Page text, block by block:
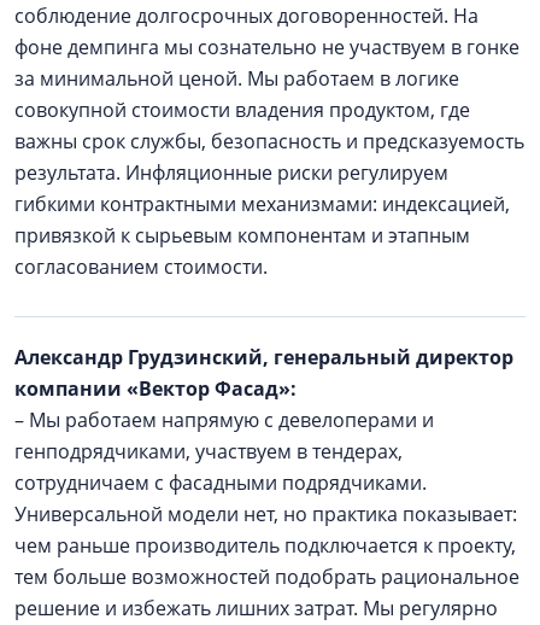
соблюдение долгосрочных договоренностей. На
фоне демпинга мы сознательно не участвуем в гонке
за минимальной ценой. Мы работаем в логике
совокупной стоимости владения продуктом, где
важны срок службы, безопасность и предсказуемость
результата. Инфляционные риски регулируем
гибкими контрактными механизмами: индексацией,
привязкой к сырьевым компонентам и этапным
согласованием стоимости.
Александр Грудзинский, генеральный директор
компании «Вектор Фасад»:
– Мы работаем напрямую с девелоперами и
генподрядчиками, участвуем в тендерах,
сотрудничаем с фасадными подрядчиками.
Универсальной модели нет, но практика показывает:
чем раньше производитель подключается к проекту,
тем больше возможностей подобрать рациональное
решение и избежать лишних затрат. Мы регулярно